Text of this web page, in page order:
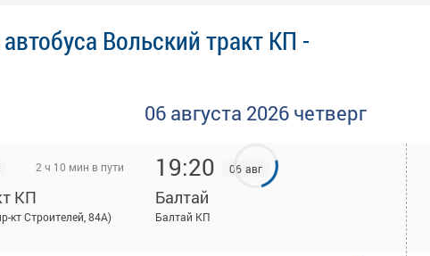
Вольский тракт КП -
06 августа 2026 четверг
2 ч 10 мин в пути
КП
кт Строителей, 84А)
19:20 06 авг
Балтай
Балтай КП